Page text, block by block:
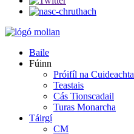
Baile
Fúinn
Próifíl na Cuideachta
Teastais
Cás Tionscadail
Turas Monarcha
Táirgí
CM